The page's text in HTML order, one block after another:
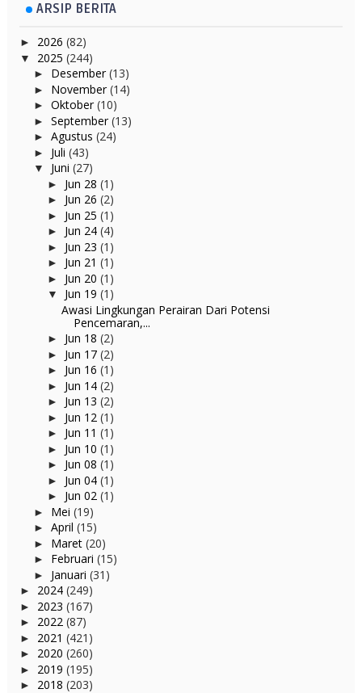
ARSIP BERITA
► 2026 (82)
▼ 2025 (244)
► Desember(13)
► November(14)
► Oktober(10)
► September(13)
► Agustus (24)
► Juli (43)
▼ Juni (27)
► Jun 28 (1)
► Jun 26 (2)
► Jun 25 (1)
► Jun 24 (4)
► Jun 23 (1)
► Jun 21 (1)
► Jun 20 (1)
▼ Jun 19 (1)
Awasi Lingkungan Perairan Dari Potensi
Pencemaran,...
► Jun 18 (2)
► Jun 17 (2)
► Jun 16 (1)
► Jun 14 (2)
► Jun 13 (2)
► Jun 12 (1)
► Jun 11 (1)
► Jun 10 (1)
► Jun 08 (1)
► Jun 04 (1)
► Jun 02 (1)
► Mei (19)
► April (15)
► Maret (20)
► Februari (15)
► Januari (31)
► 2024 (249)
► 2023 (167)
► 2022 (87)
► 2021 (421)
► 2020 (260)
► 2019 (195)
► 2018 (203)